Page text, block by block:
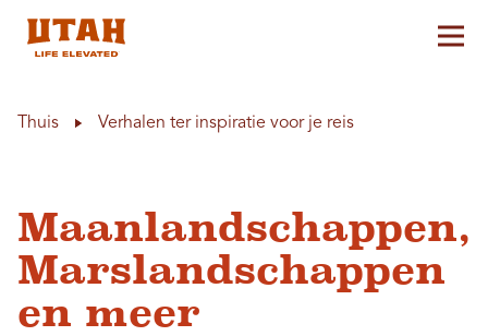
Thuis Verhalen ter inspiratie voor je reis
Maanlandschappen,
Marslandschappen
en meer